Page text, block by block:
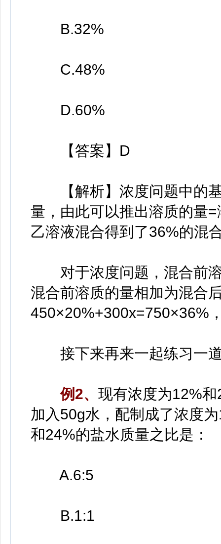
B.32%
C.48%
D.60%
【答案】D
【解析】浓度问题中的基
量，由此可以推出溶质的量
乙溶液混合得到了36%的混
对于浓度问题，混合前溶
混合前溶质的量相加为混合
450×20%+300x=750×36%
接下来再来一起练习一道
例2、 现有浓度为12%
加入50g水，配制成了浓度
和24%的盐水质量之比是：
A.6:5
B.1:1